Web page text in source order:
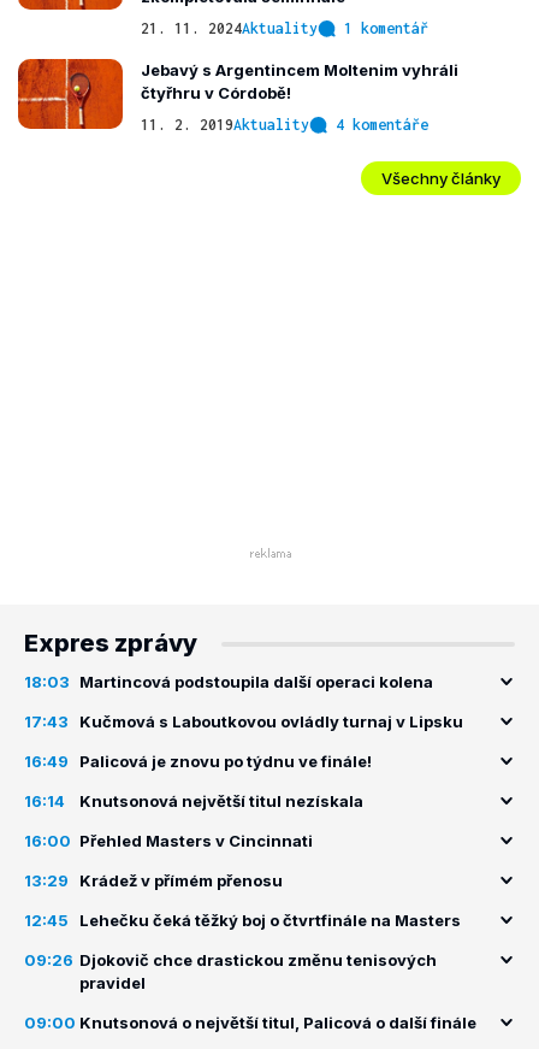
21. 11. 2024Aktuality 1 komentář
Jebavý s Argentincem Moltenim vyhráli
čtyřhru v Córdobě!
11. 2. 2019Aktuality 4 komentáře
Všechny články
Expres zprávy
18:03 Martincová podstoupila další operaci kolena
17:43 Kučmová s Laboutkovou ovládly turnaj v Lipsku
16:49 Palicová je znovu po týdnu ve finále!
16:14 Knutsonová největší titul nezískala
16:00 Přehled Masters v Cincinnati
13:29 Krádež v přímém přenosu
12:45 Lehečku čeká těžký boj o čtvrtfinále na Masters
09:26 Djokovič chce drastickou změnu tenisových
pravidel
09:00 Knutsonová o největší titul, Palicová o další finále